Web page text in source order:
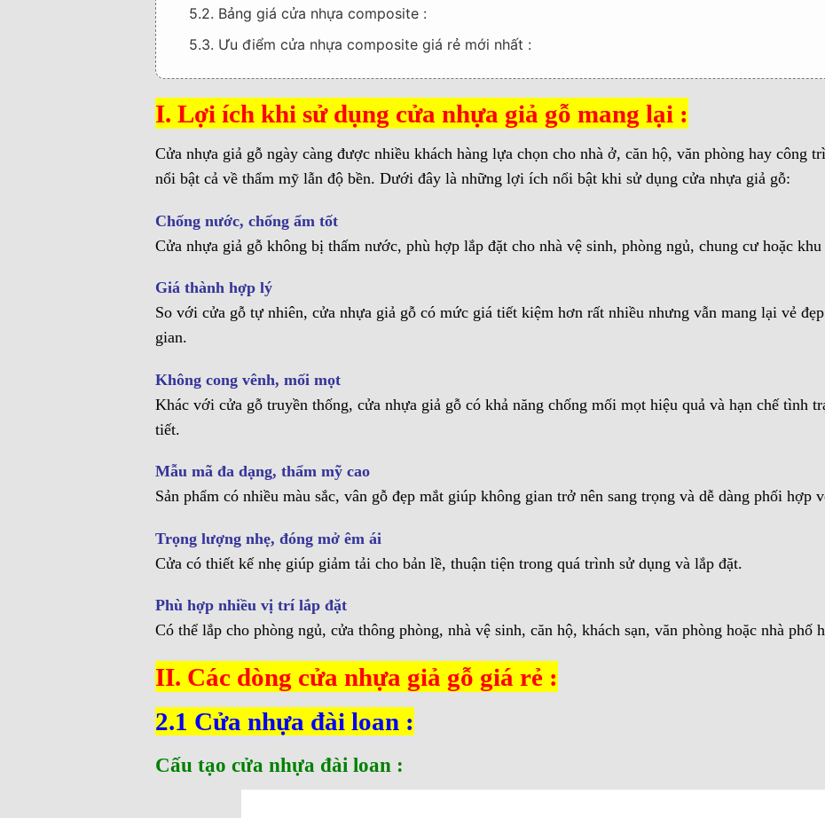
5.2. Bảng giá cửa nhựa composite :
5.3. Ưu điểm cửa nhựa composite giá rẻ mới nhất :
6. III. Đơn vị cung cấp cửa nhựa uy tín :
6.1. Lý do nên chọn Kingdoor mua cửa nhựa giá rẻ :
8. HỆ THỐNG SHOWROOM TRƯNG BÀY :
I. Lợi ích khi sử dụng cửa nhựa giả gỗ mang lại :
Cửa nhựa giả gỗ ngày càng được nhiều khách hàng lựa chọn cho nhà ở, căn hộ, văn phòng hay công
nổi bật cả về thẩm mỹ lẫn độ bền. Dưới đây là những lợi ích nổi bật khi sử dụng cửa nhựa giả gỗ:
Chống nước, chống ẩm tốt
Cửa nhựa giả gỗ không bị thấm nước, phù hợp lắp đặt cho nhà vệ sinh, phòng ngủ, chung cư hoặc
Giá thành hợp lý
So với cửa gỗ tự nhiên, cửa nhựa giả gỗ có mức giá tiết kiệm hơn rất nhiều nhưng vẫn mang lại vẻ
gian.
Không cong vênh, mối mọt
Khác với cửa gỗ truyền thống, cửa nhựa giả gỗ có khả năng chống mối mọt hiệu quả và hạn chế tình
tiết.
Mẫu mã đa dạng, thẩm mỹ cao
Sản phẩm có nhiều màu sắc, vân gỗ đẹp mắt giúp không gian trở nên sang trọng và dễ dàng phối hợp
Trọng lượng nhẹ, đóng mở êm ái
Cửa có thiết kế nhẹ giúp giảm tải cho bản lề, thuận tiện trong quá trình sử dụng và lắp đặt.
Phù hợp nhiều vị trí lắp đặt
Có thể lắp cho phòng ngủ, cửa thông phòng, nhà vệ sinh, căn hộ, khách sạn, văn phòng hoặc nhà phố
II. Các dòng cửa nhựa giả gỗ giá rẻ :
2.1 Cửa nhựa đài loan :
Cấu tạo cửa nhựa đài loan :